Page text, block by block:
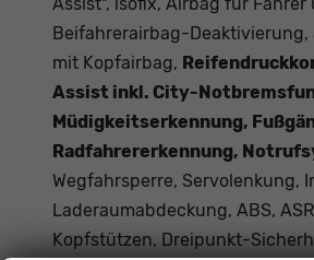
Assist", isofix, Airbag für Fahrer
Beifahrerairbag-
mit Kopfairbag,
Assist inkl. City-
Müdigkeitserkennung,
Radfahrererkennung,
Wegfahrsperre, Servolenkung,
Laderaumabdeckung, ABS,
Kopfstützen, Dreipunkt-